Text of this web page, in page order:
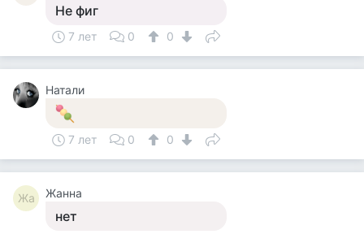
Не фиг
7 лет 0 0
Натали
7 лет 0 0
Жа Жанна
нет